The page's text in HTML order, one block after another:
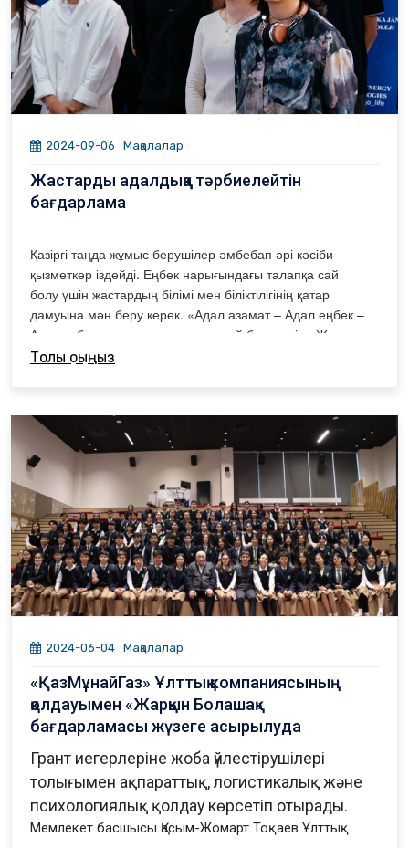
2024-09-06 Мақалалар
Жастарды адалдыққа тәрбиелейтін
бағдарлама
Қазіргі таңда жұмыс берушілер әмбебап әрі кәсіби
қызметкер іздейді. Еңбек нарығындағы талапқа сай
болу үшін жастардың білімі мен біліктілігінің қатар
дамуына мән беру керек. «Адал азамат – Адал еңбек –
Адал табыс» қағидасына толық сай болу үшін «Жарқын
Болашақ» бағдарламасы жастарды жан-жақты
сұхбаттасқан едік.
Толық оқыңыз
2024-06-04 Мақалалар
«ҚазМұнайГаз» Ұлттық компаниясының
қолдауымен «Жарқын Болашақ»
бағдарламасы жүзеге асырылуда
Грант иегерлеріне жоба үйлестірушілері
толығымен ақпараттық, логистикалық және
психологиялық қолдау көрсетіп отырады.
Мемлекет басшысы Қасым-Жомарт Тоқаев Ұлттық